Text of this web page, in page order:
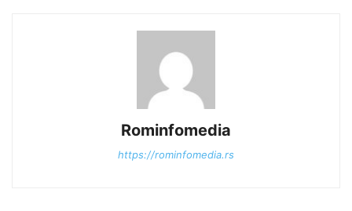
Rominfomedia
https://rominfomedia.rs